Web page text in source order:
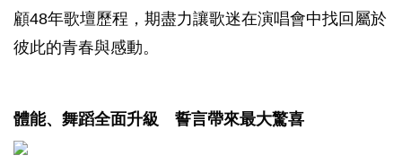
顧48年歌壇歷程，期盡力讓歌迷在演唱會中找回屬於
彼此的青春與感動。
體能、舞蹈全面升級 誓言帶來最大驚喜